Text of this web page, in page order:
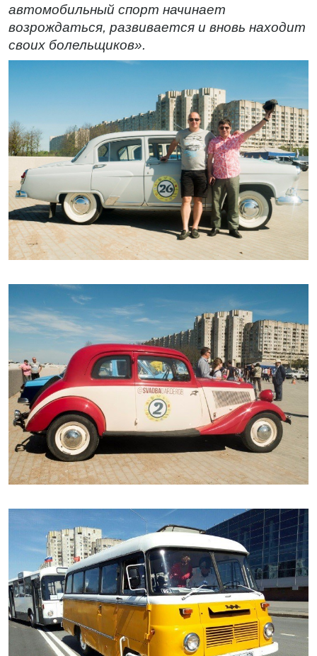
автомобильный спорт начинает
возрождаться, развивается и вновь находит
своих болельщиков».